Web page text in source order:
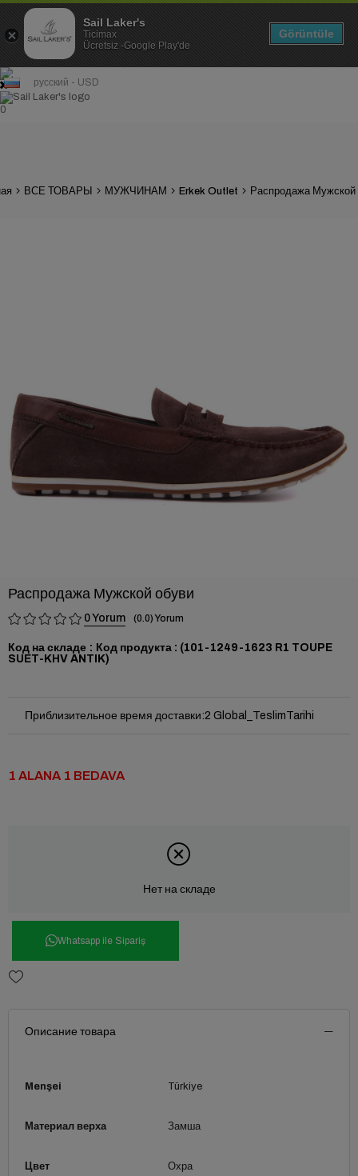
русский - USD
0
ВСЕ ТОВАРЫ МУЖЧИНАМ Erkek Outlet Распродажа Мужской
Распродажа Мужской обуви
0 0.0
Код на складе
(101-1249-1623 R1 TOUPE
SUET-KHV ANTIK)
Приблизительное время доставки:2 Global_TeslimTarihi
1 ALANA 1 BEDAVA
Нет на складе
Whatsapp ile Sipariş
Описание товара
Menşei Türkiye
Материал верха Замша
Цвет Охра
Sail Laker's
Ticimax
Ücretsiz -Google Play'de
Görüntüle